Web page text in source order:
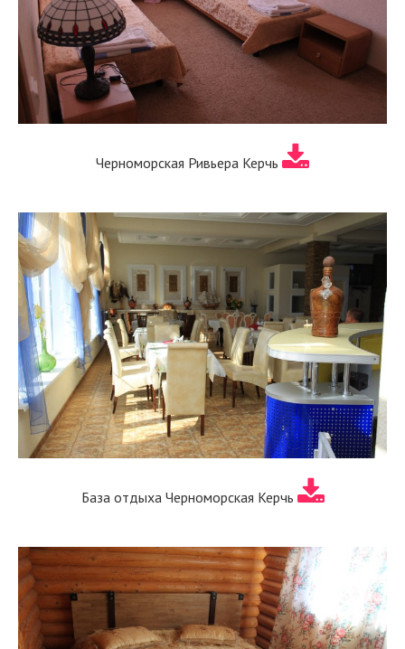
Черноморская Ривьера Керчь
База отдыха Черноморская Керчь